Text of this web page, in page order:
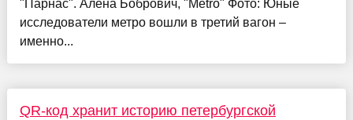
"Парнас". Алена Бобрович, "Metro" Фото: Юные
исследователи метро вошли в третий вагон –
именно...
QR-код хранит историю петербургской